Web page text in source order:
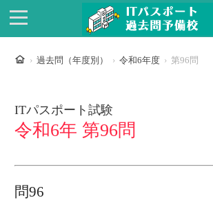
ホーム
過去問（年度別） 令和6年度 第96問
ITパスポート試験
令和6年 第96問
問96